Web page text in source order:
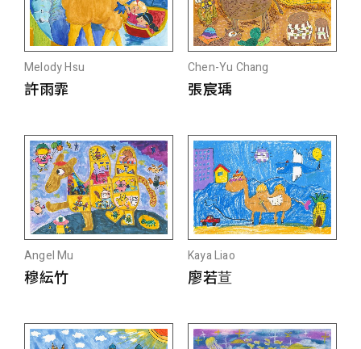
Melody Hsu
許雨霏
Chen-Yu Chang
張宸瑀
Angel Mu
穆紜竹
Kaya Liao
廖若荁